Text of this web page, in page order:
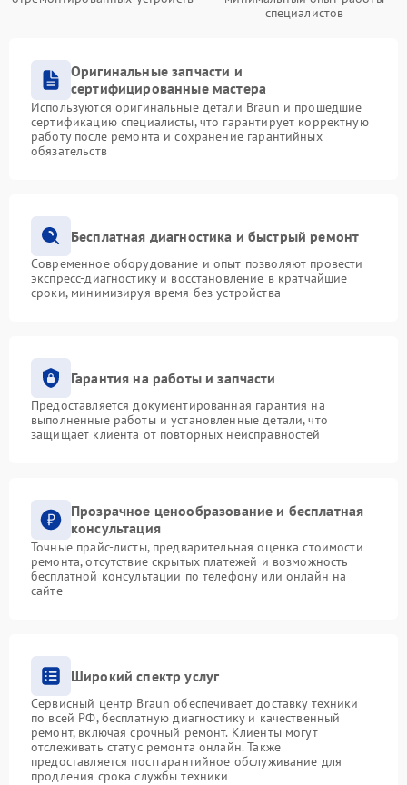
специалистов
Оригинальные запчасти и
сертифицированные мастера
Используются оригинальные детали Braun и прошедшие
сертификацию специалисты, что гарантирует корректную
работу после ремонта и сохранение гарантийных
обязательств
Бесплатная диагностика и быстрый ремонт
Современное оборудование и опыт позволяют провести
экспресс-диагностику и восстановление в кратчайшие
сроки, минимизируя время без устройства
Гарантия на работы и запчасти
Предоставляется документированная гарантия на
выполненные работы и установленные детали, что
защищает клиента от повторных неисправностей
Прозрачное ценообразование и бесплатная
консультация
Точные прайс-листы, предварительная оценка стоимости
ремонта, отсутствие скрытых платежей и возможность
бесплатной консультации по телефону или онлайн на
сайте
Широкий спектр услуг
Сервисный центр Braun обеспечивает доставку техники
по всей РФ, бесплатную диагностику и качественный
ремонт, включая срочный ремонт. Клиенты могут
отслеживать статус ремонта онлайн. Также
предоставляется постгарантийное обслуживание для
продления срока службы техники